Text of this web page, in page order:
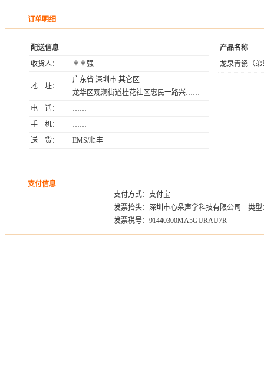
订单明细
配送信息
收货人：
＊＊强
地 址：
广东省 深圳市 其它区
龙华区观澜街道桂花社区惠民一路兴……
电 话：
……
手 机：
……
送 货：
EMS/顺丰
产品名称
龙泉青瓷（弟
支付信息
支付方式：支付宝
发票抬头：深圳市心朵声学科技有限公司 类型
发票税号：91440300MA5GURAU7R